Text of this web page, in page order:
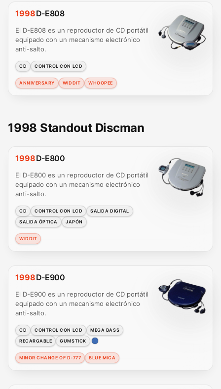
1998D-E808
El D-E808 es un reproductor de CD portátil
equipado con un mecanismo electrónico
anti-salto.
CD CONTROL CON LCD
ANNIVERSARY WIDDIT WHOOPEE
1998 Standout Discman
1998D-E800
El D-E800 es un reproductor de CD portátil
equipado con un mecanismo electrónico
anti-salto.
CD CONTROL CON LCD
SALIDA DIGITAL
SALIDA ÓPTICA
JAPÓN
WIDDIT
1998D-E900
El D-E900 es un reproductor de CD portátil
equipado con un mecanismo electrónico
anti-salto.
CD CONTROL CON LCD
MEGA BASS
RECARGABLE
GUMSTICK
MINOR CHANGE OF D-777 BLUE MICA